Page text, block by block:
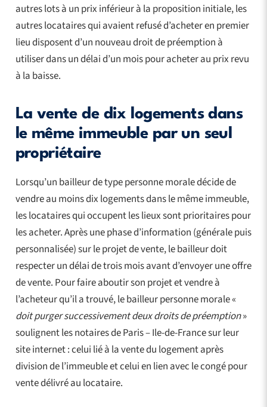
autres lots à un prix inférieur à la proposition initiale, les
autres locataires qui avaient refusé d’acheter en premier
lieu disposent d’un nouveau droit de préemption à
utiliser dans un délai d’un mois pour acheter au prix revu
à la baisse.
La vente de dix logements dans
le même immeuble par un seul
propriétaire
Lorsqu’un bailleur de type personne morale décide de
vendre au moins dix logements dans le même immeuble,
les locataires qui occupent les lieux sont prioritaires pour
les acheter. Après une phase d’information (générale puis
personnalisée) sur le projet de vente, le bailleur doit
respecter un délai de trois mois avant d’envoyer une offre
de vente. Pour faire aboutir son projet et vendre à
l’acheteur qu’il a trouvé, le bailleur personne morale «
doit purger successivement deux droits de préemption»
soulignent les notaires de Paris – Ile-de-France sur leur
site internet : celui lié à la vente du logement après
division de l’immeuble et celui en lien avec le congé pour
vente délivré au locataire.